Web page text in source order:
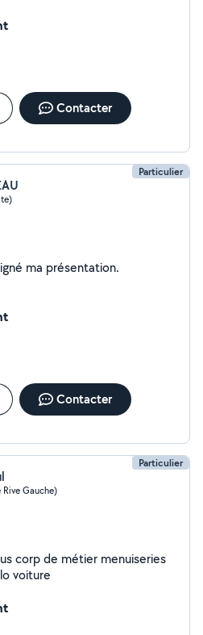
Contacter
Particulier
Je n'ai pas encore renseigné ma présentation.
Contacter
Particulier
Gauche)
corp de métier menuiseries
voiture